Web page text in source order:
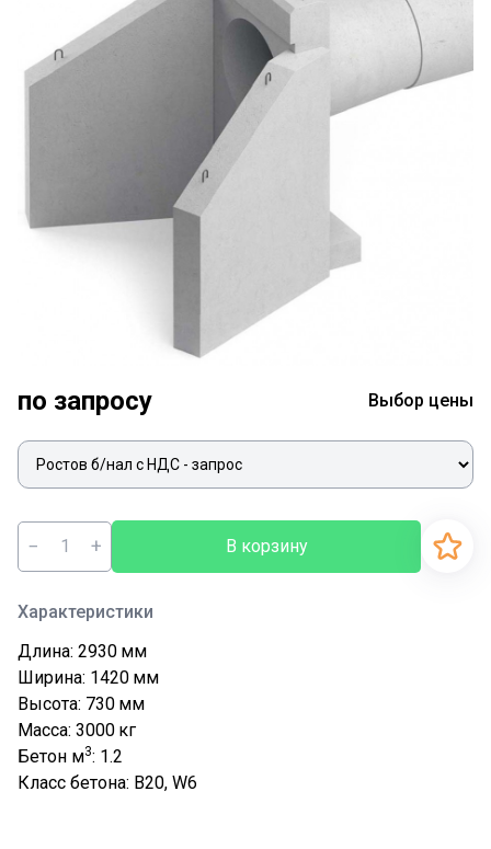
по запросу Выбор цены
− + В корзину
Характеристики
Длина: 2930 мм
Ширина: 1420 мм
Высота: 730 мм
Масса: 3000 кг
Бетон м3: 1.2
Класс бетона: В20, W6